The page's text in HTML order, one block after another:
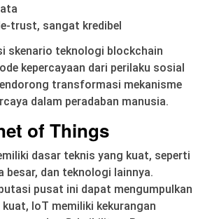
trust, sangat kredibel
skenario teknologi blockchain
kepercayaan dari perilaku sosial
transformasi mekanisme
dalam peradaban manusia.
of Things
dasar teknis yang kuat, seperti
besar, dan teknologi lainnya.
pusat ini dapat mengumpulkan
IoT memiliki kekurangan